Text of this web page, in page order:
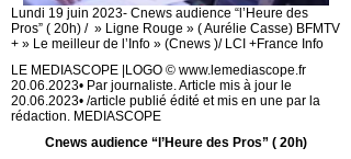
Lundi 19 juin 2023- Cnews audience “l’Heure des
Pros” ( 20h) / » Ligne Rouge » ( Aurélie Casse) BFMTV
+ » Le meilleur de l’Info » (Cnews )/ LCI +France Info
LE MEDIASCOPE |LOGO © www.lemediascope.fr
20.06.2023• Par journaliste. Article mis à jour le
20.06.2023• /article publié édité et mis en une par la
rédaction. MEDIASCOPE
Cnews audience “l’Heure des Pros” ( 20h)